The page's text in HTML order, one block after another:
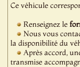
Ce véhicule
Renseignez le
Nous vous
la disponibilité du
Après accord,
transmise